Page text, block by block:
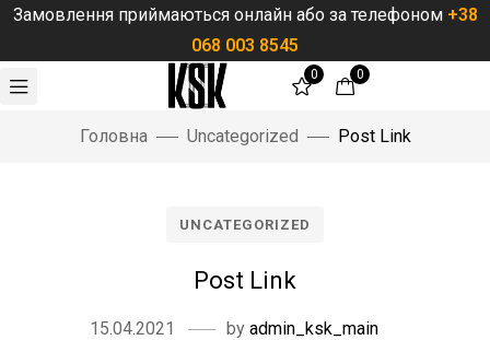
Замовлення приймаються онлайн або за телефоном +38
068 003 8545
0 0
Головна Uncategorized Post Link
UNCATEGORIZED
Post Link
15.04.2021 by admin_ksk_main
Немає